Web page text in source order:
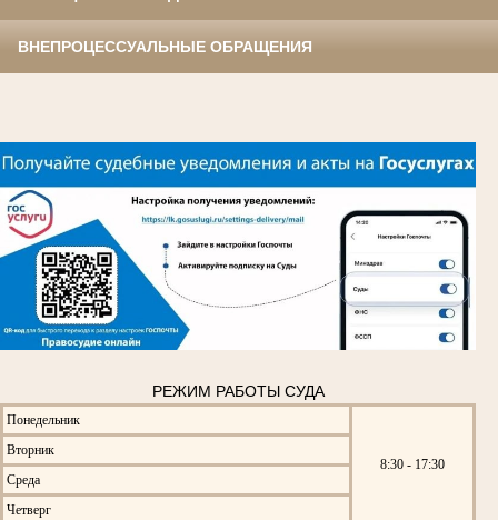
ВНЕПРОЦЕССУАЛЬНЫЕ ОБРАЩЕНИЯ
РЕЖИМ РАБОТЫ СУДА
Понедельник
8:30 - 17:30
Вторник
Среда
Четверг